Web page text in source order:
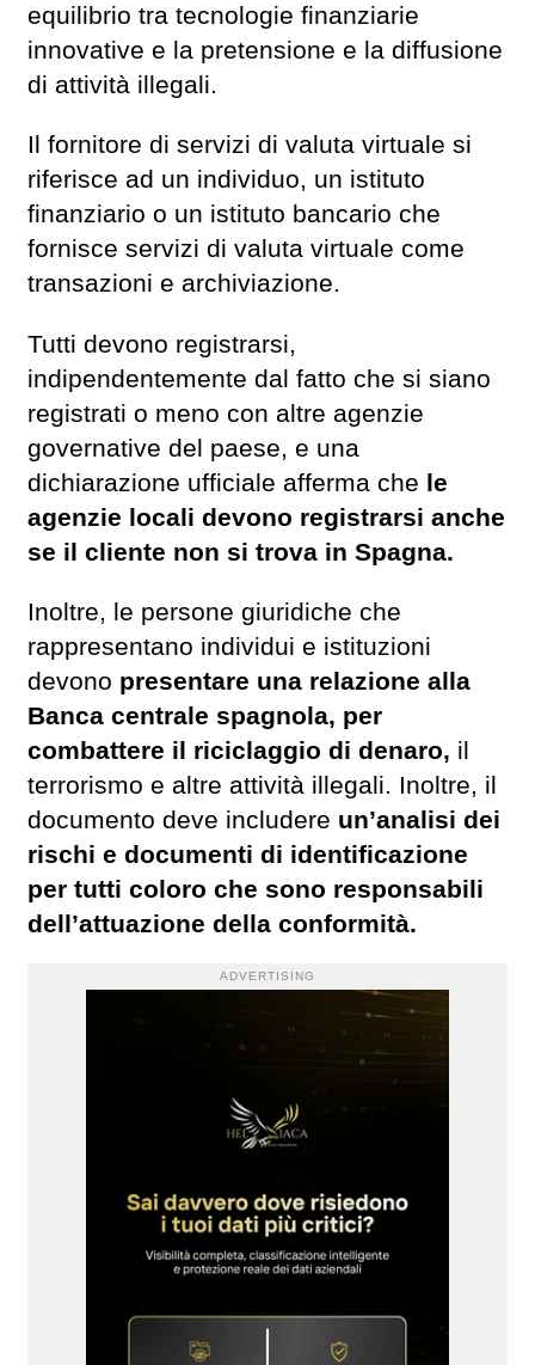
equilibrio tra tecnologie finanziarie
innovative e la pretensione e la diffusione
di attività illegali.
Il fornitore di servizi di valuta virtuale si
riferisce ad un individuo, un istituto
finanziario o un istituto bancario che
fornisce servizi di valuta virtuale come
transazioni e archiviazione.
Tutti devono registrarsi,
indipendentemente dal fatto che si siano
registrati o meno con altre agenzie
governative del paese, e una
dichiarazione ufficiale afferma che le
agenzie locali devono registrarsi anche
se il cliente non si trova in Spagna.
Inoltre, le persone giuridiche che
rappresentano individui e istituzioni
devono presentare una relazione alla
Banca centrale spagnola, per
combattere il riciclaggio di denaro, il
terrorismo e altre attività illegali. Inoltre, il
documento deve includere un’analisi dei
rischi e documenti di identificazione
per tutti coloro che sono responsabili
dell’attuazione della conformità.
ADVERTISING